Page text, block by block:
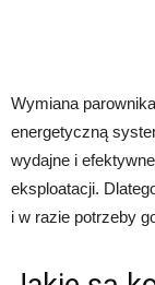
Wymiana
energetyczną
wydajne i
eksploatacji.
i w razie potrzeby